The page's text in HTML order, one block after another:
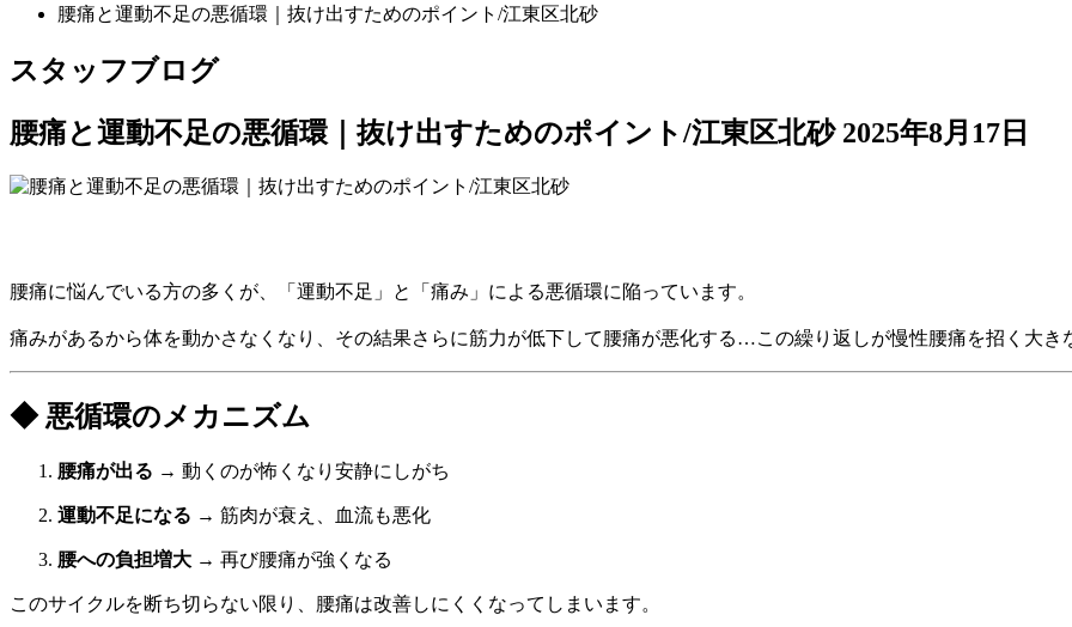
腰痛と運動不足の悪循環｜抜け出すためのポイント/江東区北砂
スタッフブログ
腰痛と運動不足の悪循環｜抜け出すためのポイント/江東区北砂 2025年8月17日
腰痛に悩んでいる方の多くが、「運動不足」と「痛み」による悪循環に陥っています。
痛みがあるから体を動かさなくなり、その結果さらに筋力が低下して腰痛が悪化する…この繰り返しが慢性腰痛を招く大き
◆ 悪循環のメカニズム
腰痛が出る → 動くのが怖くなり安静にしがち
運動不足になる → 筋肉が衰え、血流も悪化
腰への負担増大 → 再び腰痛が強くなる
このサイクルを断ち切らない限り、腰痛は改善しにくくなってしまいます。